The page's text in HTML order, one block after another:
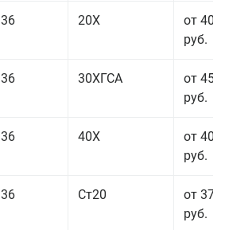
36 20Х
от 40
руб.
36 30ХГСА
от 45
руб.
36 40Х
от 40
руб.
36 Ст20
от 37
руб.